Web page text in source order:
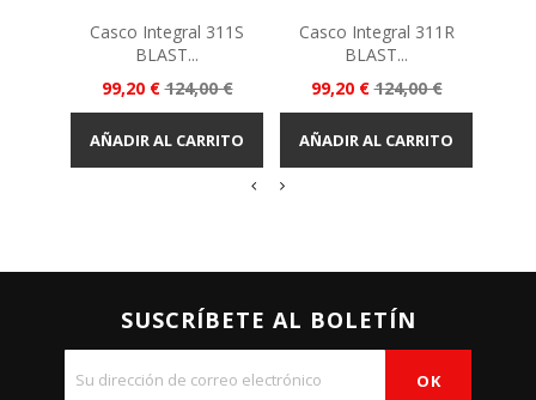
Casco Integral 311S
BLAST...
Precio
99,20 €Precio
base
124,00 €
AÑADIR AL CARRITO
Casco Integral 311R
BLAST...
Precio
99,20 €Precio
base
124,00 €
AÑADIR AL CARRITO
SUSCRÍBETE AL BOLETÍN